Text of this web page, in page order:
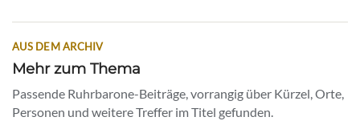
AUS DEM ARCHIV
Mehr zum Thema
Passende Ruhrbarone-Beiträge, vorrangig über Kürzel, Orte,
Personen und weitere Treffer im Titel gefunden.